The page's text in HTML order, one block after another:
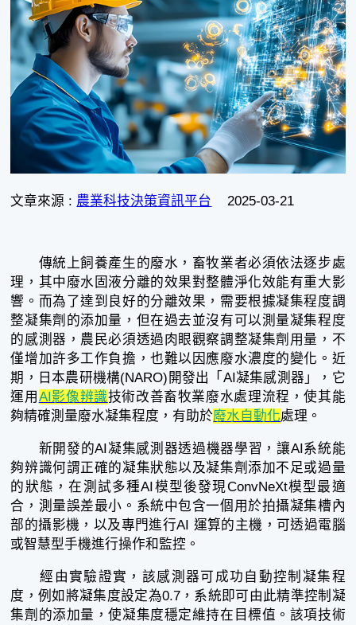
文章來源 : 農業科技決策資訊平台 2025-03-21
傳統上飼養產生的廢水，畜牧業者必須依法逐步處
理，其中廢水固液分離的效果對整體淨化效能有重大影
響。而為了達到良好的分離效果，需要根據凝集程度調
整凝集劑的添加量，但在過去並沒有可以測量凝集程度
的感測器，農民必須透過肉眼觀察調整凝集劑用量，不
僅增加許多工作負擔，也難以因應廢水濃度的變化。近
期，日本農研機構(NARO)開發出「AI凝集感測器」，它
運用 AI影像辨識技術改善畜牧業廢水處理流程，使其能
夠精確測量廢水凝集程度，有助於廢水自動化處理。
新開發的AI凝集感測器透過機器學習，讓AI系統能
夠辨識何謂正確的凝集狀態以及凝集劑添加不足或過量
的狀態，在測試多種AI模型後發現ConvNeXt模型最適
合，測量誤差最小。系統中包含一個用於拍攝凝集槽內
部的攝影機，以及專門進行AI 運算的主機，可透過電腦
或智慧型手機進行操作和監控。
經由實驗證實，該感測器可成功自動控制凝集程
度，例如將凝集度設定為0.7，系統即可由此精準控制凝
集劑的添加量，使凝集度穩定維持在目標值。該項技術